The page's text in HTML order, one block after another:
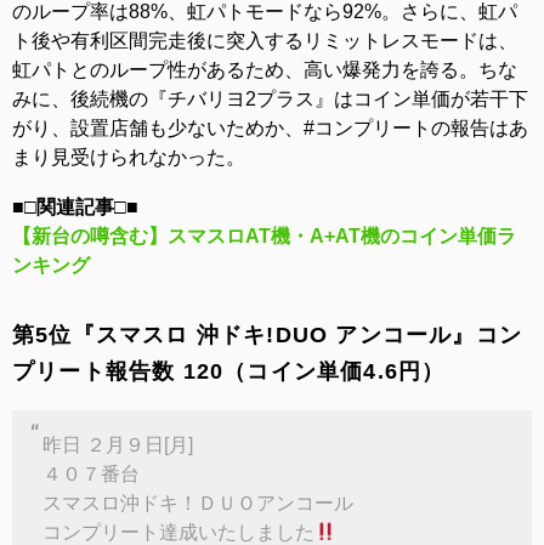
のループ率は88%、虹パトモードなら92%。さらに、虹パ
ト後や有利区間完走後に突入するリミットレスモードは、
虹パトとのループ性があるため、高い爆発力を誇る。ちな
みに、後続機の『チバリヨ2プラス』はコイン単価が若干下
がり、設置店舗も少ないためか、#コンプリートの報告はあ
まり見受けられなかった。
■□関連記事□■
【新台の噂含む】スマスロAT機・A+AT機のコイン単価ラ
ンキング
第5位『スマスロ 沖ドキ!DUO アンコール』コン
プリート報告数 120（コイン単価4.6円）
昨日 ２月９日[月]
４０７番台
スマスロ沖ドキ！ＤＵＯアンコール
コンプリート達成いたしました